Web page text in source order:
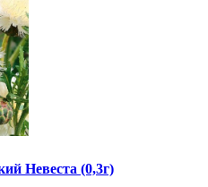
Невеста (0,3г)